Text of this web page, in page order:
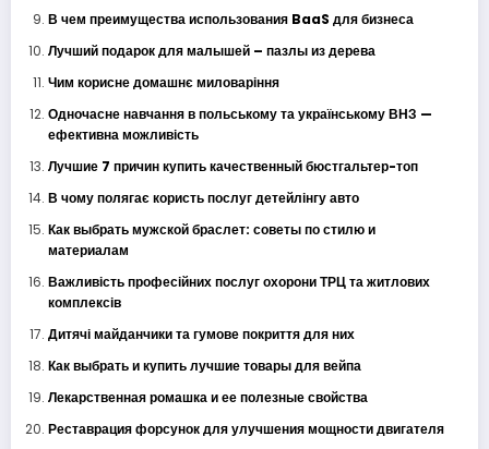
В чем преимущества использования BaaS для бизнеса
Лучший подарок для малышей – пазлы из дерева
Чим корисне домашнє миловаріння
Одночасне навчання в польському та українському ВНЗ —
ефективна можливість
Лучшие 7 причин купить качественный бюстгальтер-топ
В чому полягає користь послуг детейлінгу авто
Как выбрать мужской браслет: советы по стилю и
материалам
Важливість професійних послуг охорони ТРЦ та житлових
комплексів
Дитячі майданчики та гумове покриття для них
Как выбрать и купить лучшие товары для вейпа
Лекарственная ромашка и ее полезные свойства
Реставрация форсунок для улучшения мощности двигателя